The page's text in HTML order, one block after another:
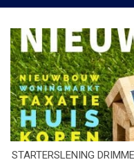
STARTERSLENING